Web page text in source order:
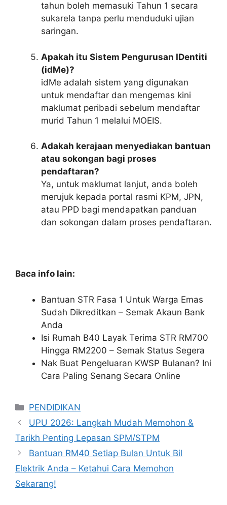
tahun boleh memasuki Tahun 1 secara
sukarela tanpa perlu menduduki ujian
saringan.
Apakah itu Sistem Pengurusan IDentiti
(idMe)?
idMe adalah sistem yang digunakan
untuk mendaftar dan mengemas kini
maklumat peribadi sebelum mendaftar
murid Tahun 1 melalui MOEIS.
Adakah kerajaan menyediakan bantuan
atau sokongan bagi proses
pendaftaran?
Ya, untuk maklumat lanjut, anda boleh
merujuk kepada portal rasmi KPM, JPN,
atau PPD bagi mendapatkan panduan
dan sokongan dalam proses pendaftaran.
Baca info lain:
Bantuan STR Fasa 1 Untuk Warga Emas
Sudah Dikreditkan – Semak Akaun Bank
Anda
Isi Rumah B40 Layak Terima STR RM700
Hingga RM2200 – Semak Status Segera
Nak Buat Pengeluaran KWSP Bulanan? Ini
Cara Paling Senang Secara Online
Categories
PENDIDIKAN
UPU 2026: Langkah Mudah Memohon &
Tarikh Penting Lepasan SPM/STPM
Bantuan RM40 Setiap Bulan Untuk Bil
Elektrik Anda – Ketahui Cara Memohon
Sekarang!